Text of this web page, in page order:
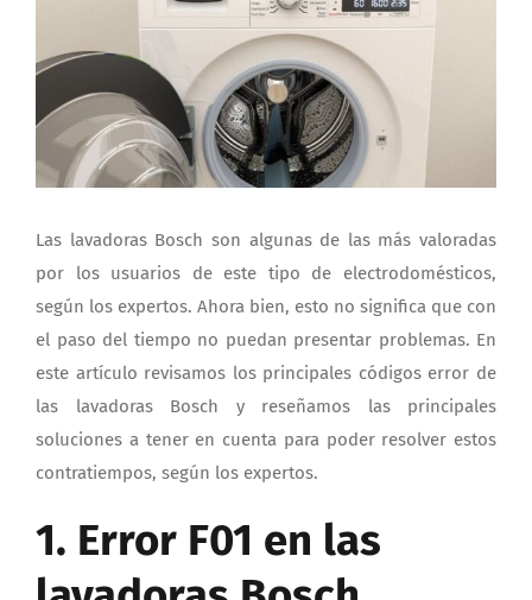
Las lavadoras Bosch son algunas de las más valoradas
por los usuarios de este tipo de electrodomésticos,
según los expertos. Ahora bien, esto no significa que con
el paso del tiempo no puedan presentar problemas. En
este artículo revisamos los principales códigos error de
las lavadoras Bosch y reseñamos las principales
soluciones a tener en cuenta para poder resolver estos
contratiempos, según los expertos.
1. Error F01 en las